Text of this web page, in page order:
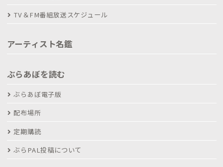
TV＆FM番組放送スケジュール
アーティスト名鑑
ぶらあぼを読む
ぶらあぼ電子版
配布場所
定期購読
ぶらPAL投稿について